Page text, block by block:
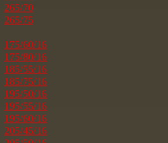
265/70
265/75
175/60/16
175/80/16
185/55/16
185/75/16
195/50/16
195/55/16
195/60/16
205/45/16